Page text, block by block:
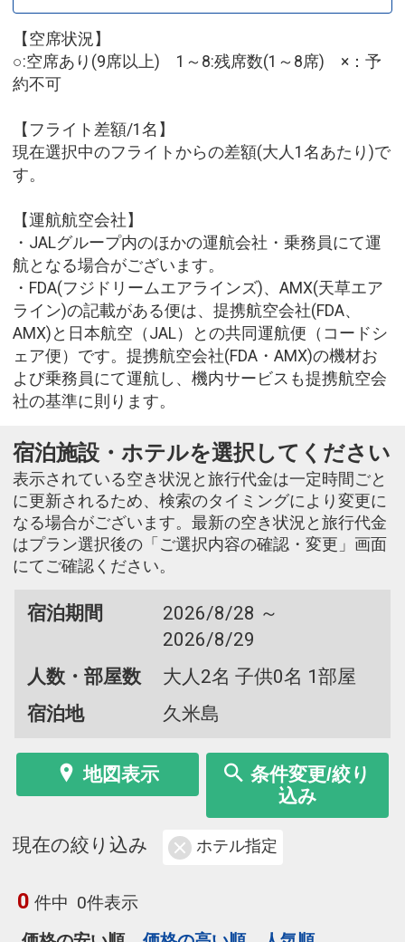
【空席状況】
○:空席あり(9席以上) 1～8:残席数(1～8席) ×：予
約不可
【フライト差額/1名】
現在選択中のフライトからの差額(大人1名あたり)で
す。
【運航航空会社】
・JALグループ内のほかの運航会社・乗務員にて運
航となる場合がございます。
・FDA(フジドリームエアラインズ)、AMX(天草エア
ライン)の記載がある便は、提携航空会社(FDA、
AMX)と日本航空（JAL）との共同運航便（コードシ
ェア便）です。提携航空会社(FDA・AMX)の機材お
よび乗務員にて運航し、機内サービスも提携航空会
社の基準に則ります。
宿泊施設・ホテルを選択してください
表示されている空き状況と旅行代金は一定時間ごと
に更新されるため、検索のタイミングにより変更に
なる場合がございます。最新の空き状況と旅行代金
はプラン選択後の「ご選択内容の確認・変更」画面
にてご確認ください。
宿泊期間
2026/8/28 ～
2026/8/29
人数・部屋数
大人2名 子供0名 1部屋
宿泊地
久米島
地図表示
条件変更/絞り
込み
現在の絞り込み ホテル指定
0 件中 0件表示